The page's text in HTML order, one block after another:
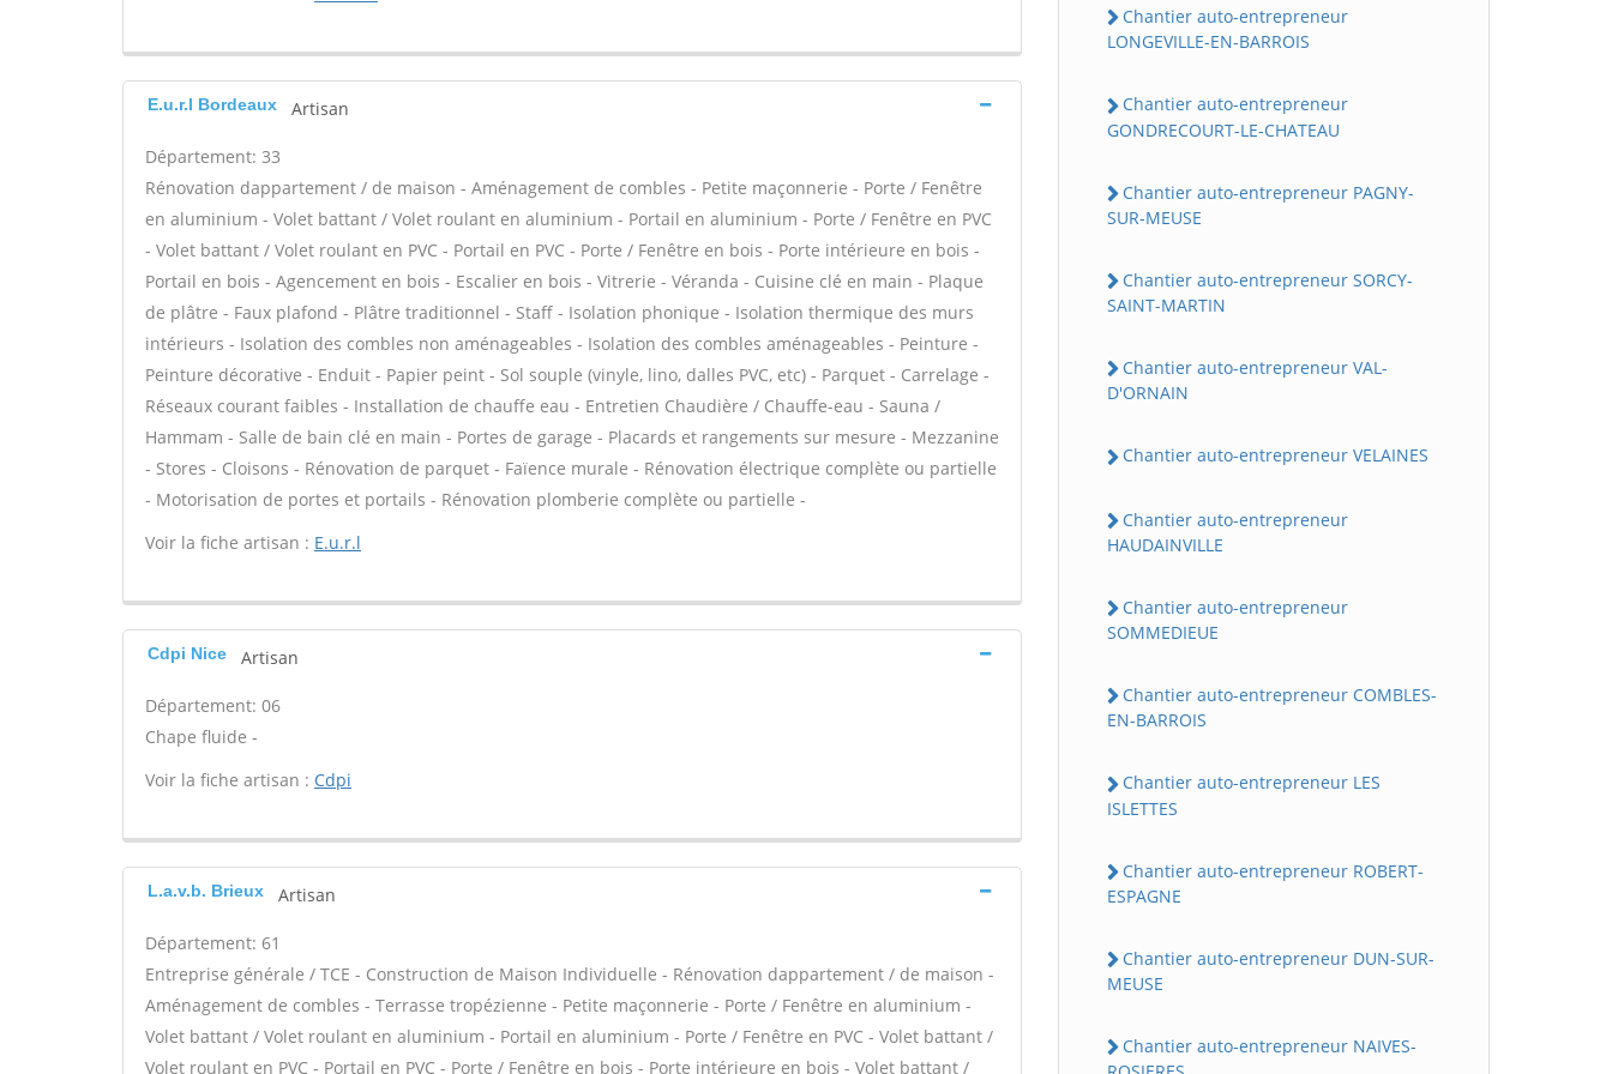
E.u.r.l Bordeaux Artisan
Département: 33
Rénovation dappartement / de maison - Aménagement de combles - Petite maçonnerie - Porte / Fenêtre
en aluminium - Volet battant / Volet roulant en aluminium - Portail en aluminium - Porte / Fenêtre en PVC
- Volet battant / Volet roulant en PVC - Portail en PVC - Porte / Fenêtre en bois - Porte intérieure en bois -
Portail en bois - Agencement en bois - Escalier en bois - Vitrerie - Véranda - Cuisine clé en main - Plaque
de plâtre - Faux plafond - Plâtre traditionnel - Staff - Isolation phonique - Isolation thermique des murs
intérieurs - Isolation des combles non aménageables - Isolation des combles aménageables - Peinture -
Peinture décorative - Enduit - Papier peint - Sol souple (vinyle, lino, dalles PVC, etc) - Parquet - Carrelage -
Réseaux courant faibles - Installation de chauffe eau - Entretien Chaudière / Chauffe-eau - Sauna /
Hammam - Salle de bain clé en main - Portes de garage - Placards et rangements sur mesure - Mezzanine
- Stores - Cloisons - Rénovation de parquet - Faïence murale - Rénovation électrique complète ou partielle
- Motorisation de portes et portails - Rénovation plomberie complète ou partielle -
Voir la fiche artisan : E.u.r.l
Cdpi Nice Artisan
Département: 06
Chape fluide -
Voir la fiche artisan : Cdpi
L.a.v.b. Brieux Artisan
Département: 61
Entreprise générale / TCE - Construction de Maison Individuelle - Rénovation dappartement / de maison -
Aménagement de combles - Terrasse tropézienne - Petite maçonnerie - Porte / Fenêtre en aluminium -
Volet battant / Volet roulant en aluminium - Portail en aluminium - Porte / Fenêtre en PVC - Volet battant /
Volet roulant en PVC - Portail en PVC - Porte / Fenêtre en bois - Porte intérieure en bois - Volet battant /
Chantier auto-entrepreneur
LONGEVILLE-EN-BARROIS
Chantier auto-entrepreneur
GONDRECOURT-LE-CHATEAU
Chantier auto-entrepreneur PAGNY-
SUR-MEUSE
Chantier auto-entrepreneur SORCY-
SAINT-MARTIN
Chantier auto-entrepreneur VAL-
D'ORNAIN
Chantier auto-entrepreneur VELAINES
Chantier auto-entrepreneur
HAUDAINVILLE
Chantier auto-entrepreneur
SOMMEDIEUE
Chantier auto-entrepreneur COMBLES-
EN-BARROIS
Chantier auto-entrepreneur LES
ISLETTES
Chantier auto-entrepreneur ROBERT-
ESPAGNE
Chantier auto-entrepreneur DUN-SUR-
MEUSE
Chantier auto-entrepreneur NAIVES-